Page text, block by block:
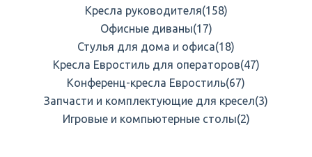
Кресла руководителя(158)
Офисные диваны(17)
Стулья для дома и офиса(18)
Кресла Евростиль для операторов(47)
Конференц-кресла Евростиль(67)
Запчасти и комплектующие для кресел(3)
Игровые и компьютерные столы(2)